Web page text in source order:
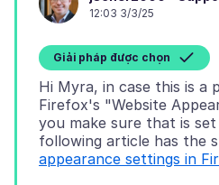
12:03 3/3/25
Giải pháp được chọn
Hi Myra, in case this is a
Firefox's "Website
you make sure that is
following article has the
appearance settings in